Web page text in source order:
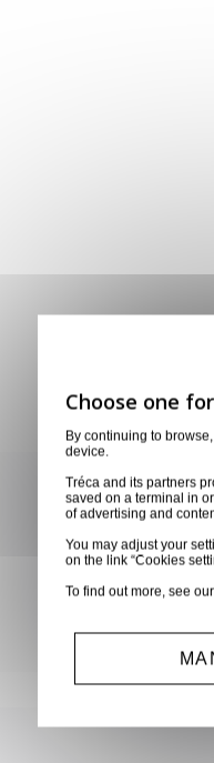
By continuing to
device.
Tréca and its partners
saved on a terminal in
of advertising and
You may adjust your
on the link “Cookies
To find out more, see our